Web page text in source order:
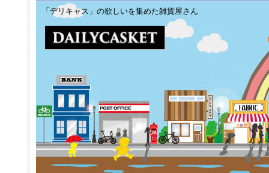
「デリキャス」の欲しいを集めた雑貨屋さん